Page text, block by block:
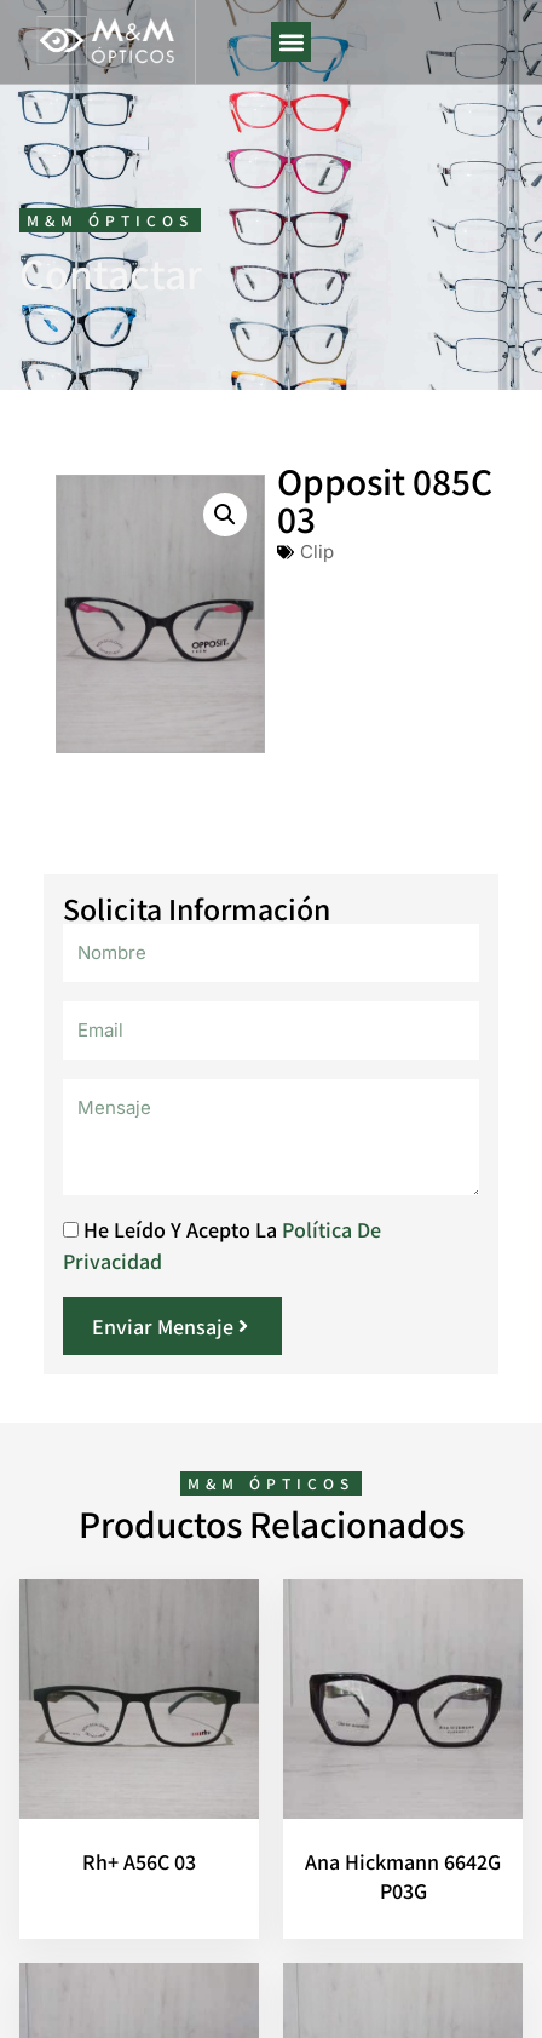
M&M ÓPTICOS
Contactar
Opposit 085C
03
Clip
Solicita Información
He Leído Y Acepto La Política De
Privacidad
Enviar Mensaje
M&M ÓPTICOS
Productos Relacionados
Rh+ A56C 03
Ana Hickmann 6642G
P03G